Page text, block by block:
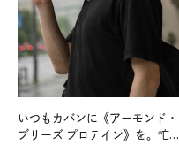
いつもカバンに《アーモンド・
ブリーズ プロテイン》を。忙し